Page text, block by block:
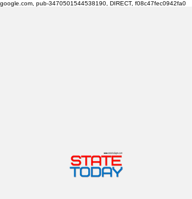
google.com, pub-3470501544538190, DIRECT, f08c47fec0942fa0